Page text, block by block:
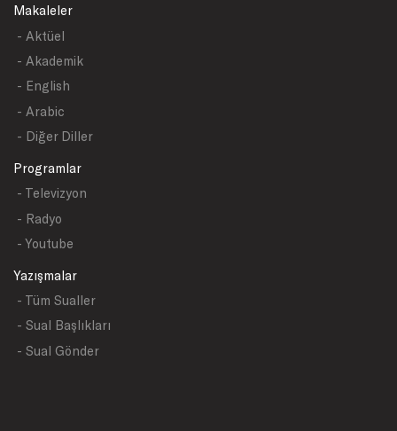
Makaleler
- Aktüel
- Akademik
- English
- Arabic
- Diğer Diller
Programlar
- Televizyon
- Radyo
- Youtube
Yazışmalar
- Tüm Sualler
- Sual Başlıkları
- Sual Gönder